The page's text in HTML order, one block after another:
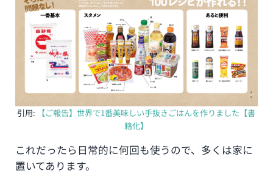
引用:
【ご報告】世界で1番美味しい手抜きごはんを作りました【書
籍化】
これだったら日常的に何回も使うので、多くは家に
置いてあります。